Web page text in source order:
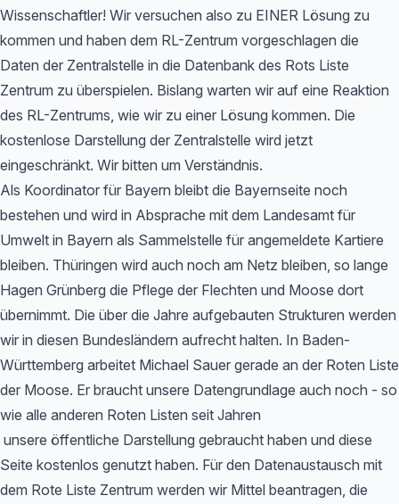
Wissenschaftler! Wir versuchen also zu EINER Lösung zu
kommen und haben dem RL-Zentrum vorgeschlagen die
Daten der Zentralstelle in die Datenbank des Rots Liste
Zentrum zu überspielen. Bislang warten wir auf eine Reaktion
des RL-Zentrums, wie wir zu einer Lösung kommen. Die
kostenlose Darstellung der Zentralstelle wird jetzt
eingeschränkt. Wir bitten um Verständnis.
Als Koordinator für Bayern bleibt die Bayernseite noch
bestehen und wird in Absprache mit dem Landesamt für
Umwelt in Bayern als Sammelstelle für angemeldete Kartiere
bleiben. Thüringen wird auch noch am Netz bleiben, so lange
Hagen Grünberg die Pflege der Flechten und Moose dort
übernimmt. Die über die Jahre aufgebauten Strukturen werden
wir in diesen Bundesländern aufrecht halten. In Baden-
Württemberg arbeitet Michael Sauer gerade an der Roten Liste
der Moose. Er braucht unsere Datengrundlage auch noch - so
wie alle anderen Roten Listen seit Jahren
unsere öffentliche Darstellung gebraucht haben und diese
Seite kostenlos genutzt haben. Für den Datenaustausch mit
dem Rote Liste Zentrum werden wir Mittel beantragen, die